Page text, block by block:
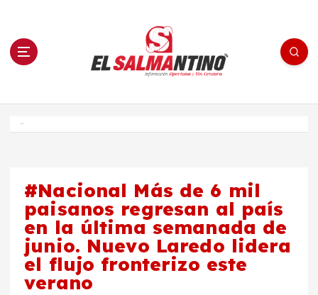
n El Salmantino - medios/noticias/editorial
#Nacional Más de 6 mil
paisanos regresan al país
en la última semanada de
junio. Nuevo Laredo lidera
el flujo fronterizo este
verano